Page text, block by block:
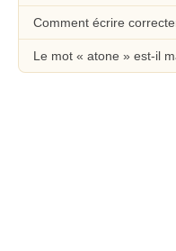
Comment écrire
Le mot « atone » est-il